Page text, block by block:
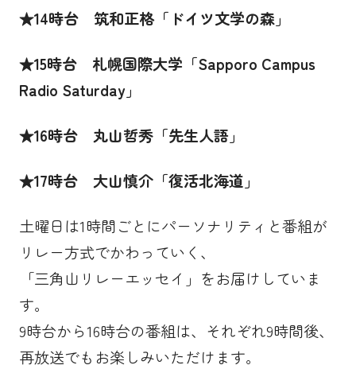
★14時台 筑和正格「ドイツ文学の森」
★15時台 札幌国際大学「Sapporo Campus
Radio Saturday」
★16時台 丸山哲秀「先生人語」
★17時台 大山慎介「復活北海道」
土曜日は1時間ごとにパーソナリティと番組が
リレー方式でかわっていく、
「三角山リレーエッセイ」をお届けしていま
す。
9時台から16時台の番組は、それぞれ9時間後、
再放送でもお楽しみいただけます。